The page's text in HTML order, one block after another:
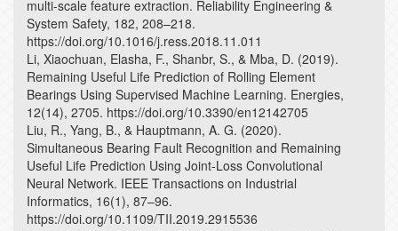
multi-scale feature extraction. Reliability Engineering &
System Safety, 182, 208–218.
https://doi.org/10.1016/j.ress.2018.11.011
Li, Xiaochuan, Elasha, F., Shanbr, S., & Mba, D. (2019).
Remaining Useful Life Prediction of Rolling Element
Bearings Using Supervised Machine Learning. Energies,
12(14), 2705. https://doi.org/10.3390/en12142705
Liu, R., Yang, B., & Hauptmann, A. G. (2020).
Simultaneous Bearing Fault Recognition and Remaining
Useful Life Prediction Using Joint-Loss Convolutional
Neural Network. IEEE Transactions on Industrial
Informatics, 16(1), 87–96.
https://doi.org/10.1109/TII.2019.2915536